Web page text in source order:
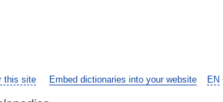
EN
this site Embed dictionaries into your website